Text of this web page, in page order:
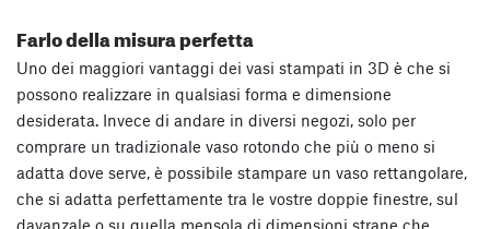
Farlo della misura perfetta
Uno dei maggiori vantaggi dei vasi stampati in 3D è che si
possono realizzare in qualsiasi forma e dimensione
desiderata. Invece di andare in diversi negozi, solo per
comprare un tradizionale vaso rotondo che più o meno si
adatta dove serve, è possibile stampare un vaso rettangolare,
che si adatta perfettamente tra le vostre doppie finestre, sul
davanzale o su quella mensola di dimensioni strane che